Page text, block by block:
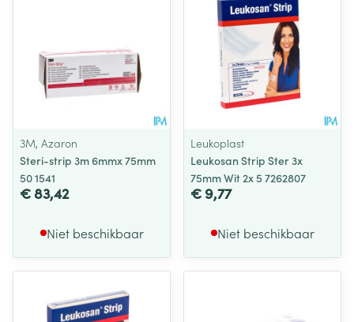
3M, Azaron
Steri-strip 3m 6mmx 75mm
50 1541
€ 83,42
Niet beschikbaar
Leukoplast
Leukosan Strip Ster 3x
75mm Wit 2x 5 7262807
€ 9,77
Niet beschikbaar